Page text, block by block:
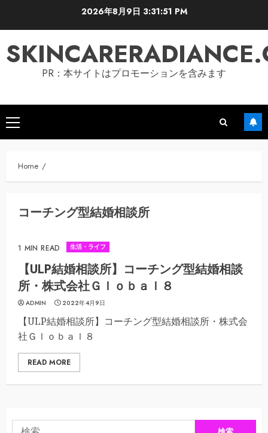
2026年8月9日 3:31:51 PM
PR：本サイトはプロモーションを含みます
Primary
Menu
Home
コーチング型結婚相談所
1 MIN READ 生活・ライフ
【ULP結婚相談所】コーチング型結婚相談
所・株式会社Ｇｌｏｂａｌ８
ADMIN 2022年4月9日
【ULP結婚相談所】コーチング型結婚相談所・株式会
社Ｇｌｏｂａｌ８
READ MORE